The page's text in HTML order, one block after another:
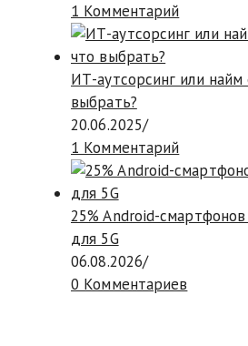
1 Комментарий
ИТ-аутсорсинг или найм
выбрать?
20.06.2025/
1 Комментарий
25% Android-
для 5G
06.08.2026/
0 Комментариев